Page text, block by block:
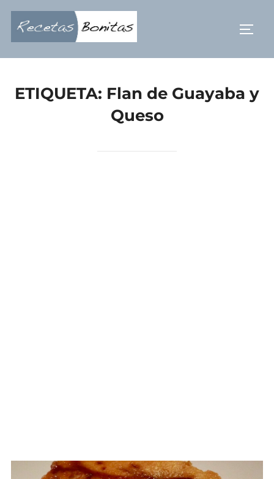
Saltar
contenido
ETIQUETA: Flan de Guayaba y
Queso